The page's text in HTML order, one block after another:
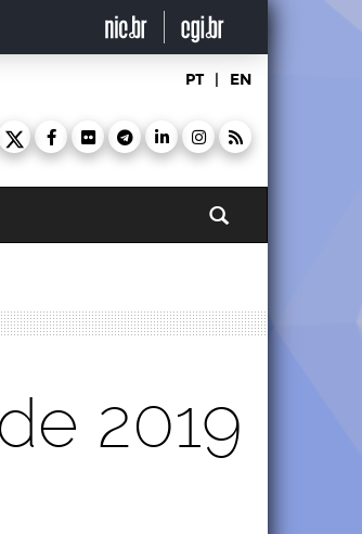
PT | EN
2019